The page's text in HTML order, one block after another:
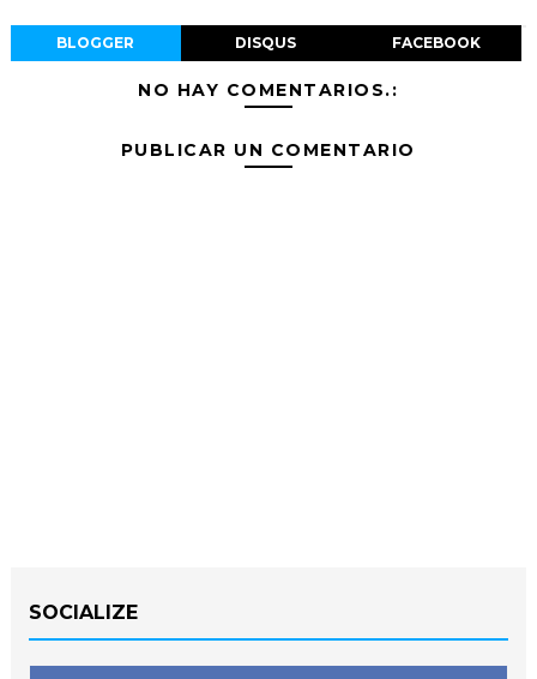
BLOGGER DISQUS FACEBOOK
NO HAY COMENTARIOS.:
PUBLICAR UN COMENTARIO
SOCIALIZE